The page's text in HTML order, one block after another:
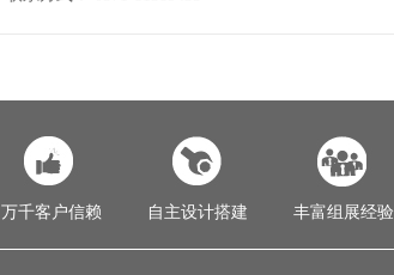
万千客户信赖 自主设计搭建 丰富组展经验